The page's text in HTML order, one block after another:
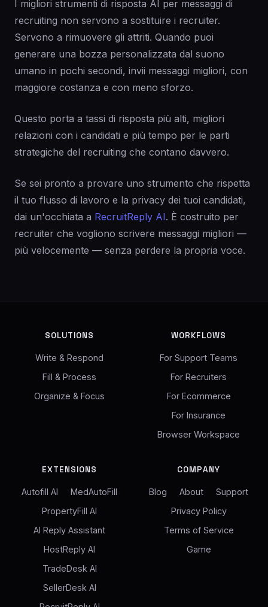
I migliori strumenti di risposta AI per messaggi di
recruiting non servono a sostituire i recruiter.
Servono a rimuovere gli attriti. Quando puoi
generare una bozza personalizzata dal suono
umano in pochi secondi, invii messaggi migliori, con
maggiore costanza e con meno sforzo.
Questo porta a tassi di risposta più alti, migliori
relazioni con i candidati e più tempo per le parti
strategiche del recruiting che contano davvero.
Se sei pronto a provare uno strumento che rispetta
il tuo flusso di lavoro e la privacy dei tuoi candidati,
dai un'occhiata a RecruitReply AI. È costruito per
recruiter che vogliono scrivere messaggi migliori —
più velocemente — senza perdere la propria voce.
SOLUTIONS
Write & Respond
Fill & Process
Organize & Focus
WORKFLOWS
For Support Teams
For Recruiters
For Ecommerce
For Insurance
Browser Workspace
EXTENSIONS
Autofill AI
MedAutoFill
PropertyFill AI
AI Reply Assistant
HostReply AI
TradeDesk AI
SellerDesk AI
COMPANY
Blog About
Support
Privacy Policy
Terms of Service
Game